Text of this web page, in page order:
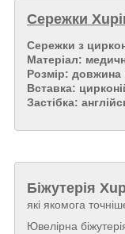
Сережки
Сережки з
Матеріал:
Розмір:
Вставка:
Застібка:
Біжутерія
які якомога
Ювелірна